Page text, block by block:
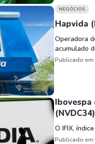
NEGÓCIOS
Hapvida
Operadora
acumulado
Publicado em
(NVDC34)
O IFIX,
Publicado em